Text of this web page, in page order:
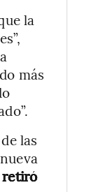
la
más
las
retiró